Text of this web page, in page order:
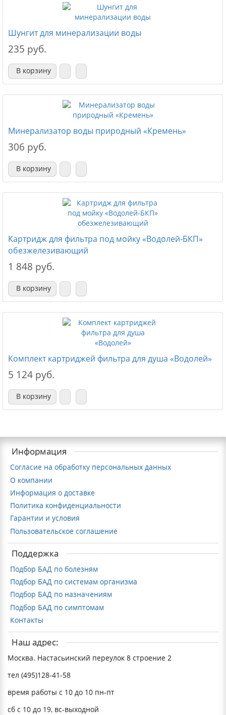
Шунгит для минерализации воды
235 руб.
В корзину
Минерализатор воды природный «Кремень»
306 руб.
В корзину
Картридж для фильтра под мойку «Водолей-БКП»
обезжелезивающий
1 848 руб.
В корзину
Комплект картриджей фильтра для душа «Водолей»
5 124 руб.
В корзину
Информация
Согласие на обработку персональных данных
О компании
Информация о доставке
Политика конфиденциальности
Гарантии и условия
Пользовательское соглашение
Поддержка
Подбор БАД по болезням
Подбор БАД по системам организма
Подбор БАД по назначениям
Подбор БАД по симптомам
Контакты
Наш адрес:
Москва. Настасьинский переулок 8 строение 2
тел (495)128-41-58
время работы с 10 до 10 пн-пт
сб с 10 до 19, вс-выходной